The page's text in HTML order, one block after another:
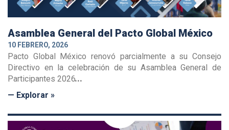
Asamblea General del Pacto Global México
10 FEBRERO, 2026
Pacto Global México renovó parcialmente a su Consejo
Directivo en la celebración de su Asamblea General de
Participantes 2026
— Explorar »